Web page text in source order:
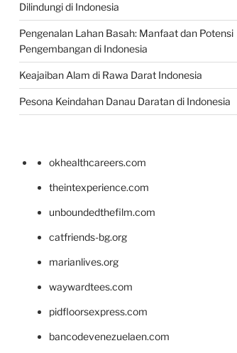
Dilindungi di Indonesia
Pengenalan Lahan Basah: Manfaat dan Potensi
Pengembangan di Indonesia
Keajaiban Alam di Rawa Darat Indonesia
Pesona Keindahan Danau Daratan di Indonesia
okhealthcareers.com
theintexperience.com
unboundedthefilm.com
catfriends-bg.org
marianlives.org
waywardtees.com
pidfloorsexpress.com
bancodevenezuelaen.com